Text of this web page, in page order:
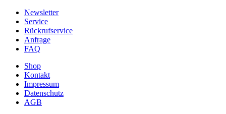
Newsletter
Service
Rückrufservice
Anfrage
FAQ
Shop
Kontakt
Impressum
Datenschutz
AGB